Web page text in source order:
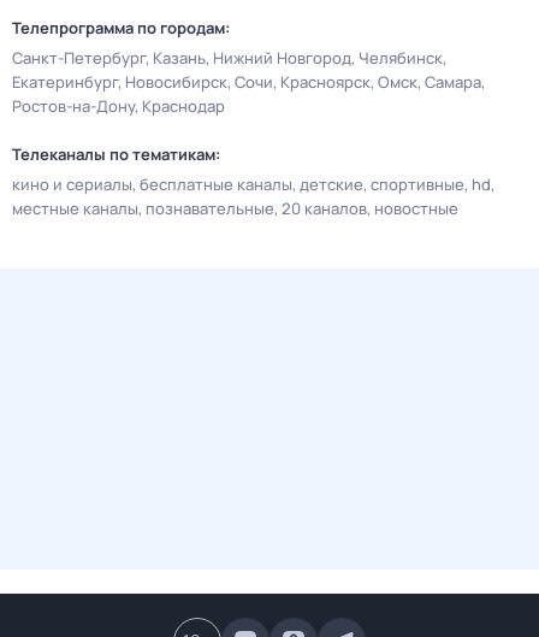
Телепрограмма по городам:
Санкт-Петербург Казань Нижний Новгород Челябинск
Екатеринбург Новосибирск Сочи Красноярск Омск Самара
Ростов-на-Дону Краснодар
Телеканалы по тематикам:
кино и сериалы бесплатные каналы детские спортивные hd
местные каналы познавательные 20 каналов новостные